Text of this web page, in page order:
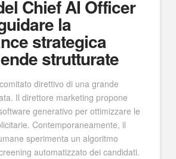
Chief AI Officer
la
strategica
strutturate
direttivo di una grande
Il direttore marketing propone
generativo per ottimizzare le
Contemporaneamente, il
sperimenta un algoritmo
automatizzato dei candidati.